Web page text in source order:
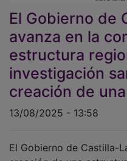
El Gobierno de
avanza en la
estructura
investigación
creación de
creación de una